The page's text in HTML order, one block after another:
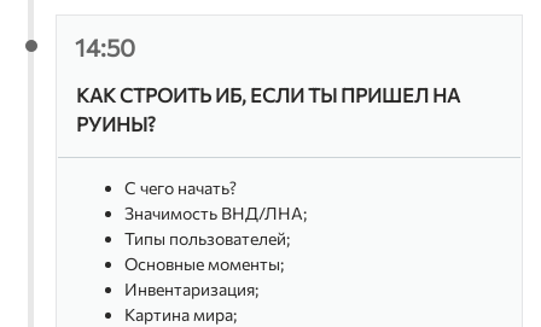
мошенников и обсудим реальные
способы противодействия и
подходы к минимизации рисков ИБ
Спикер:
заместитель начальника
Департамента защиты информации,
АО «Газпромбанк»
14:50
КАК СТРОИТЬ ИБ, ЕСЛИ ТЫ ПРИШЕЛ НА
РУИНЫ?
С чего начать?
Значимость ВНД/ЛНА;
Типы пользователей;
Основные моменты;
Инвентаризация;
Картина мира;